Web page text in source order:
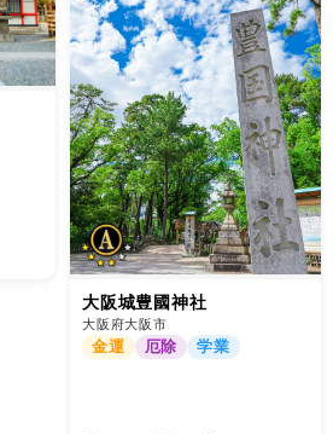
大阪城豊國神社
大阪府大阪市
金運 厄除 学業